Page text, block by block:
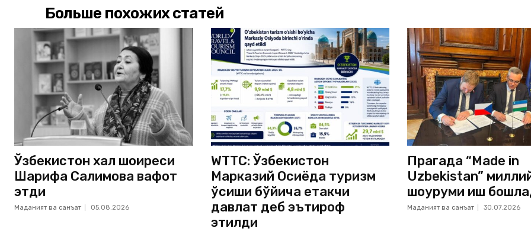
Больше похожих статей
Ўзбекистон халқ шоиреси
Шарифа Салимова вафот
этди
Маданият ва санъат 05.08.2026
WTTC: Ўзбекистон
Марказий Осиёда туризм
ўсиши бўйича етакчи
давлат деб эътироф
этилди
Прагада “Made in
Uzbekistan”
шоуруми иш
Маданият ва санъат 30.07.2026